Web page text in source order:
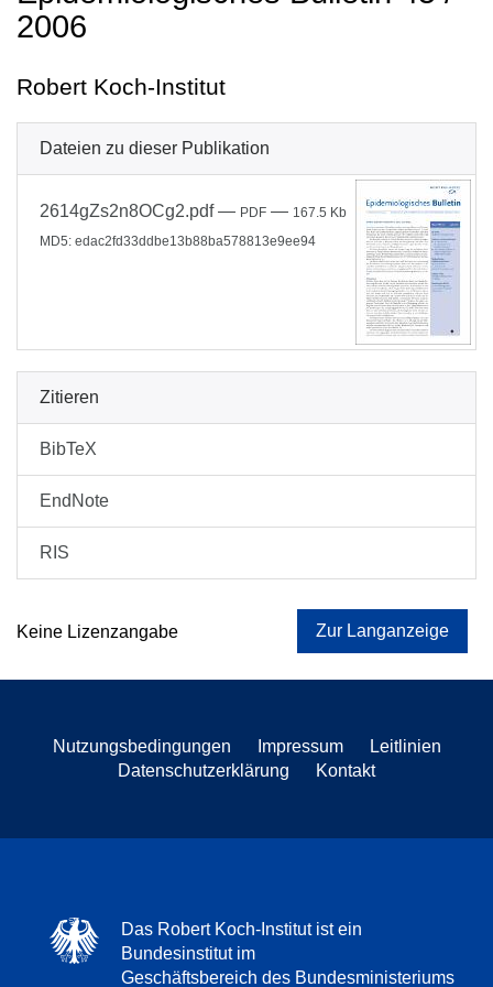
2006
Robert Koch-Institut
Dateien zu dieser Publikation
2614gZs2n8OCg2.pdf— PDF — 167.5 Kb
MD5: edac2fd33ddbe13b88ba578813e9ee94
Zitieren
BibTeX
EndNote
RIS
Keine Lizenzangabe Zur Langanzeige
Nutzungsbedingungen Impressum
Leitlinien
Datenschutzerklärung
Kontakt
Das Robert Koch-Institut ist ein
Bundesinstitut im
Geschäftsbereich des Bundesministeriums